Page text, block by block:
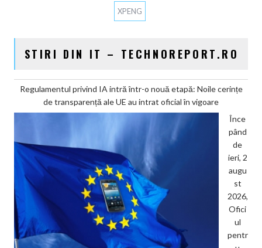
XPENG
STIRI DIN IT – TECHNOREPORT.RO
Regulamentul privind IA intră într-o nouă etapă: Noile cerințe
de transparență ale UE au intrat oficial în vigoare
Înce
pând
de
ieri, 2
augu
st
2026,
Ofici
ul
pentr